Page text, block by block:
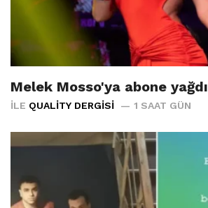
Melek Mosso'ya abone yağdı
İLE QUALITY DERGISI 1 SAAT GÜN